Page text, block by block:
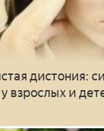
дистония:
взрослых и